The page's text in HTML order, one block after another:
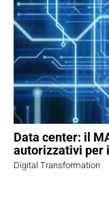
Data center: il
autorizzativi per
Digital Transformation